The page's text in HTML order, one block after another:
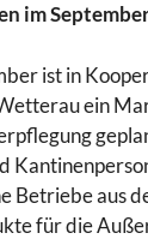
im
ist in
ein
Betriebe aus
für die